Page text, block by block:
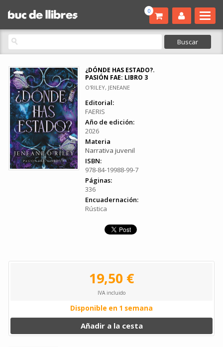
0
¿DÓNDE HAS ESTADO?.
PASIÓN FAE: LIBRO 3
O'RILEY, JENEANE
Editorial:
FAERIS
Año de edición:
2026
Materia
Narrativa juvenil
ISBN:
978-84-19988-99-7
Páginas:
336
Encuadernación:
Rústica
19,50 €
IVA incluido
Disponible en 1 semana
Añadir a la cesta